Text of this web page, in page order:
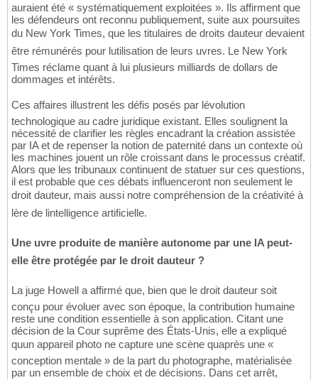
auraient été « systématiquement exploitées ». Ils affirment que
les défendeurs ont reconnu publiquement, suite aux poursuites
du New York Times, que les titulaires de droits dauteur devaient
être rémunérés pour lutilisation de leurs uvres. Le New York
Times réclame quant à lui plusieurs milliards de dollars de
dommages et intérêts.
Ces affaires illustrent les défis posés par lévolution
technologique au cadre juridique existant. Elles soulignent la
nécessité de clarifier les règles encadrant la création assistée
par IA et de repenser la notion de paternité dans un contexte où
les machines jouent un rôle croissant dans le processus créatif.
Alors que les tribunaux continuent de statuer sur ces questions,
il est probable que ces débats influenceront non seulement le
droit dauteur, mais aussi notre compréhension de la créativité à
lère de lintelligence artificielle.
Une uvre produite de manière autonome par une IA peut-
elle être protégée par le droit dauteur ?
La juge Howell a affirmé que, bien que le droit dauteur soit
conçu pour évoluer avec son époque, la contribution humaine
reste une condition essentielle à son application. Citant une
décision de la Cour suprême des États-Unis, elle a expliqué
quun appareil photo ne capture une scène quaprès une «
conception mentale » de la part du photographe, matérialisée
par un ensemble de choix et de décisions. Dans cet arrêt,